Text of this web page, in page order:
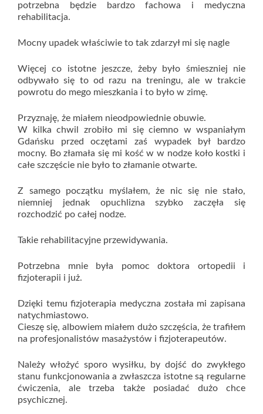
potrzebna będzie bardzo fachowa i medyczna
rehabilitacja.
Mocny upadek właściwie to tak zdarzył mi się nagle
Więcej co istotne jeszcze, żeby było śmieszniej nie
odbywało się to od razu na treningu, ale w trakcie
powrotu do mego mieszkania i to było w zimę.
Przyznaję, że miałem nieodpowiednie obuwie.
W kilka chwil zrobiło mi się ciemno w wspaniałym
Gdańsku przed oczętami zaś wypadek był bardzo
mocny. Bo złamała się mi kość w w nodze koło kostki i
całe szczęście nie było to złamanie otwarte.
Z samego początku myślałem, że nic się nie stało,
niemniej jednak opuchlizna szybko zaczęła się
rozchodzić po całej nodze.
Takie rehabilitacyjne przewidywania.
Potrzebna mnie była pomoc doktora ortopedii i
fizjoterapii i już.
Dzięki temu fizjoterapia medyczna została mi zapisana
natychmiastowo.
Cieszę się, albowiem miałem dużo szczęścia, że trafiłem
na profesjonalistów masażystów i fizjoterapeutów.
Należy włożyć sporo wysiłku, by dojść do zwykłego
stanu funkcjonowania a zwłaszcza istotne są regularne
ćwiczenia, ale trzeba także posiadać dużo chce
psychicznej.